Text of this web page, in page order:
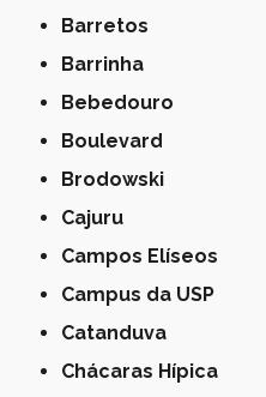
Barretos
Barrinha
Bebedouro
Boulevard
Brodowski
Cajuru
Campos Elíseos
Campus da USP
Catanduva
Chácaras Hípica